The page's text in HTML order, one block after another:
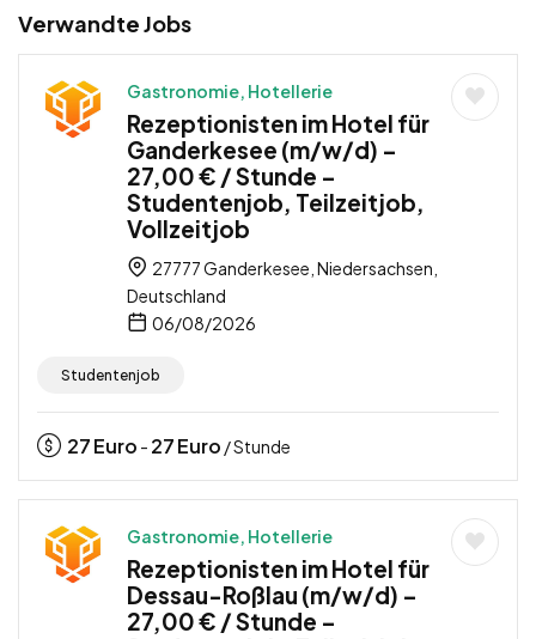
Verwandte Jobs
Gastronomie, Hotellerie
Rezeptionisten im Hotel für
Ganderkesee (m/w/d) –
27,00 € / Stunde –
Studentenjob, Teilzeitjob,
Vollzeitjob
27777 Ganderkesee, Niedersachsen,
Deutschland
06/08/2026
Studentenjob
27Euro - 27Euro / Stunde
Gastronomie, Hotellerie
Rezeptionisten im Hotel für
Dessau-Roßlau (m/w/d) –
27,00 € / Stunde –